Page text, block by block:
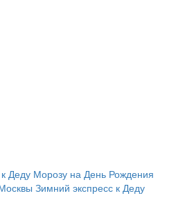
Деду Морозу на День Рождения
Зимний экспресс к Деду